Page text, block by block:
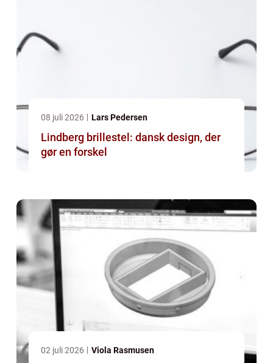
08 juli 2026 Lars Pedersen
Lindberg brillestel: dansk design, der
gør en forskel
02 juli 2026 Viola Rasmusen